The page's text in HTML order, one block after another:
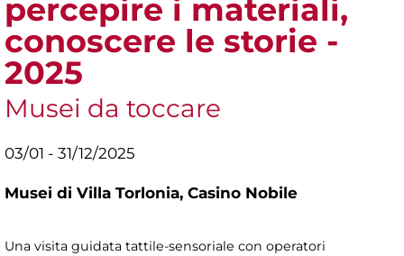
percepire i materiali,
conoscere le storie -
2025
Musei da toccare
03/01 - 31/12/2025
Musei di Villa Torlonia, Casino Nobile
Una visita guidata tattile-sensoriale con operatori